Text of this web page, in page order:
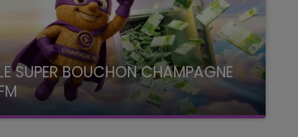
SUPER BOUCHON CHAMPAGNE
La Famille Champagne FM, à 8H10